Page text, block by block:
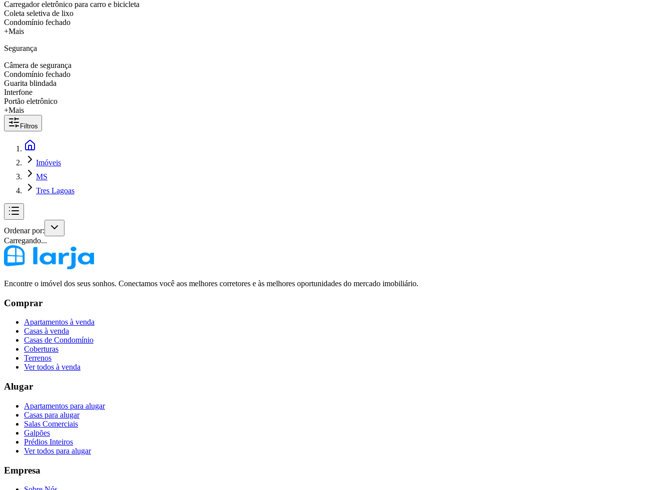
Carregador eletrônico para carro e bicicleta
Coleta seletiva de lixo
Condomínio fechado
+Mais
Segurança
Câmera de segurança
Condomínio fechado
Guarita blindada
Interfone
Portão eletrônico
+Mais
Filtros
Imóveis
MS
Tres Lagoas
Ordenar por:
Carregando...
Encontre o imóvel dos seus sonhos. Conectamos você aos melhores corretores e às melhores oportunidades do mercado imobiliário.
Comprar
Apartamentos à venda
Casas à venda
Casas de Condomínio
Coberturas
Terrenos
Ver todos à venda
Alugar
Apartamentos para alugar
Casas para alugar
Salas Comerciais
Galpões
Prédios Inteiros
Ver todos para alugar
Empresa